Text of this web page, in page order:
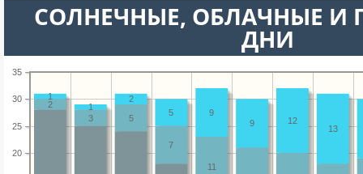
CОЛНЕЧНЫЕ, ОБЛАЧНЫЕ И
ДНИ
20
25
30
35
11
7
5
3
2
13
12
9
9
5
2
1
1